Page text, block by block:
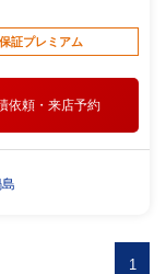
証プレミアム
依頼・来店予約
1